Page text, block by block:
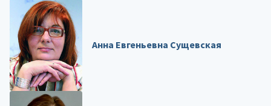
Анна Евгеньевна Сущевская